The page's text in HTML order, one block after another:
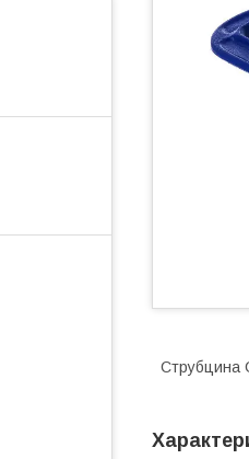
Струбцина